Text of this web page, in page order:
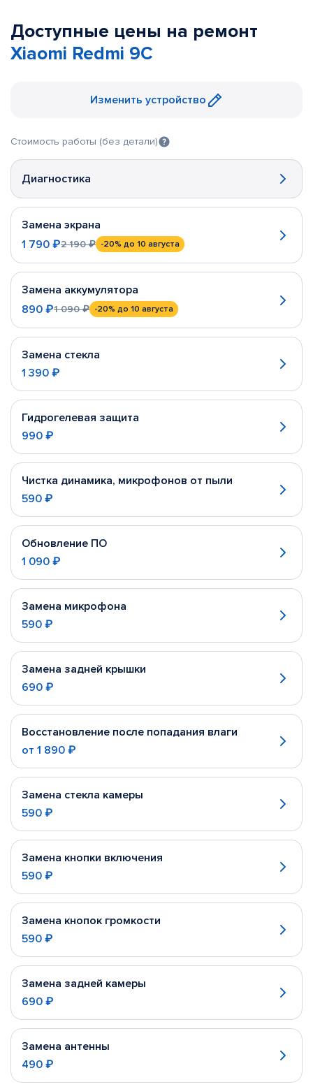
Доступные цены на ремонт
Xiaomi Redmi 9C
Изменить устройство
Стоимость работы (без детали)
Диагностика
Замена экрана
1 790 ₽2 190 ₽ -20% до 10 августа
Замена аккумулятора
890 ₽1 090 ₽ -20% до 10 августа
Замена стекла
1 390 ₽
Гидрогелевая защита
990 ₽
Чистка динамика, микрофонов от пыли
590 ₽
Обновление ПО
1 090 ₽
Замена микрофона
590 ₽
Замена задней крышки
690 ₽
Восстановление после попадания влаги
от 1 890 ₽
Замена стекла камеры
590 ₽
Замена кнопки включения
590 ₽
Замена кнопок громкости
590 ₽
Замена задней камеры
690 ₽
Замена антенны
490 ₽